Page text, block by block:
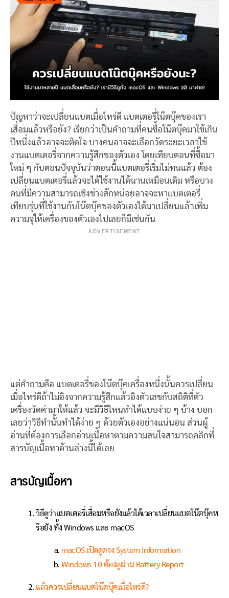
ปัญหาว่าจะเปลี่ยนแบตเมื่อไหร่ดี แบตเตอรี่โน๊ตบุ๊คของเรา
เสื่อมแล้วหรือยัง? เรียกว่าเป็นคำถามที่คนซื้อโน๊ตบุ๊คมาใช้เกิน
ปีหนึ่งแล้วอาจจะติดใจ บางคนอาจจะเลือกวัดระยะเวลาใช้
งานแบตเตอรี่จากความรู้สึกของตัวเอง โดยเทียบตอนที่ซื้อมา
ใหม่ ๆ กับตอนปัจจุบันว่าตอนนี้แบตเตอรี่เริ่มไม่ทนแล้ว ต้อง
เปลี่ยนแบตเตอรี่แล้วจะได้ใช้งานได้นานเหมือนเดิม หรือบาง
คนที่มีความสามารถเชิงช่างสักหน่อยอาจจะหาแบตเตอรี่
เทียบรุ่นที่ใช้งานกับโน๊ตบุ๊คของตัวเองได้มาเปลี่ยนแล้วเพิ่ม
ความจุให้เครื่องของตัวเองไปเลยก็มีเช่นกัน
ADVERTISEMENT
แต่คำถามคือ แบตเตอรี่ของโน๊ตบุ๊คเครื่องหนึ่งนั้นควรเปลี่ยน
เมื่อไหร่ดีถ้าไม่อิงจากความรู้สึกแล้วอิงตัวเลขกับสถิติที่ตัว
เครื่องวัดค่ามาให้แล้ว จะมีวิธีไหนทำได้แบบง่าย ๆ บ้าง บอก
เลยว่าวิธีทำนั้นทำได้ง่าย ๆ ด้วยตัวเองอย่างแน่นอน ส่วนผู้
อ่านที่ต้องการเลือกอ่านเนื้อหาตามความสนใจสามารถคลิกที่
สารบัญเนื้อหาด้านล่างนี้ได้เลย
สารบัญเนื้อหา
วิธีดูว่าแบตเตอรี่เสื่อมหรือยังแล้วได้เวลาเปลี่ยนแบตโน๊ตบุ๊คห
รือยัง ทั้ง Windows และ macOS
macOS เปิดดูตรง System Information
Windows 10 ต้องดูผ่าน Battery Report
แล้วควรเปลี่ยนแบตโน๊ตบุ๊คเมื่อไหร่ดี?